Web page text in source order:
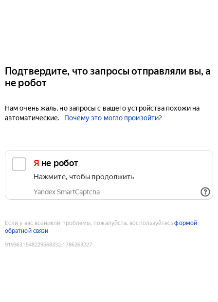
Подтвердите, что запросы отправляли вы, а
не робот
Нам очень жаль, но запросы с вашего устройства похожи на
автоматические.
Почему это могло произойти?
Я не робот
Нажмите, чтобы продолжить
Yandex SmartCaptcha
Если у вас возникли проблемы, пожалуйста, воспользуйтесьформой
обратной связи
9193631548229568332:1786263227